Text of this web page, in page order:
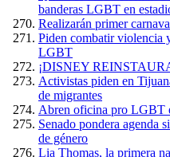
banderas LGBT en
Realizarán primer
Piden combatir violencia
LGBT
¡DISNEY
Activistas piden en
de migrantes
Abren oficina pro LGBT
Senado pondera agenda
de género
Lia Thomas, la primera